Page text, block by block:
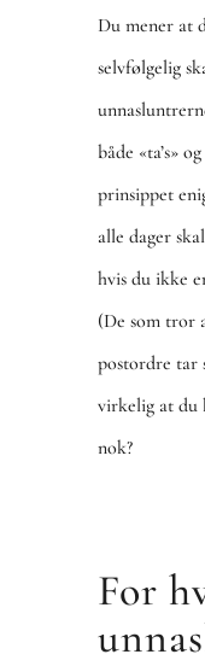
Du mener at
selvfølgelig
både «ta’s»
prinsippet
alle dager
hvis du ikke
(De som tror
postordre tar
virkelig at du
nok?
For